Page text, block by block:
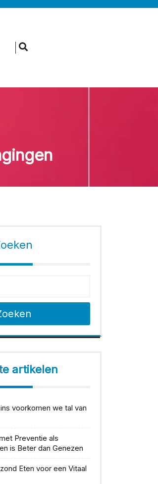
artikelen
voorkomen we tal van
Preventie als
is Beter dan Genezen
Eten voor een Vitaal